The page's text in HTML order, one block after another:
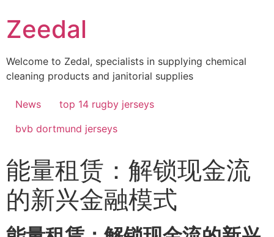
to
content
Zeedal
Welcome to Zedal, specialists in supplying chemical
cleaning products and janitorial supplies
News
top 14 rugby jerseys
bvb dortmund jerseys
能量租赁：解锁现金流
的新兴金融模式